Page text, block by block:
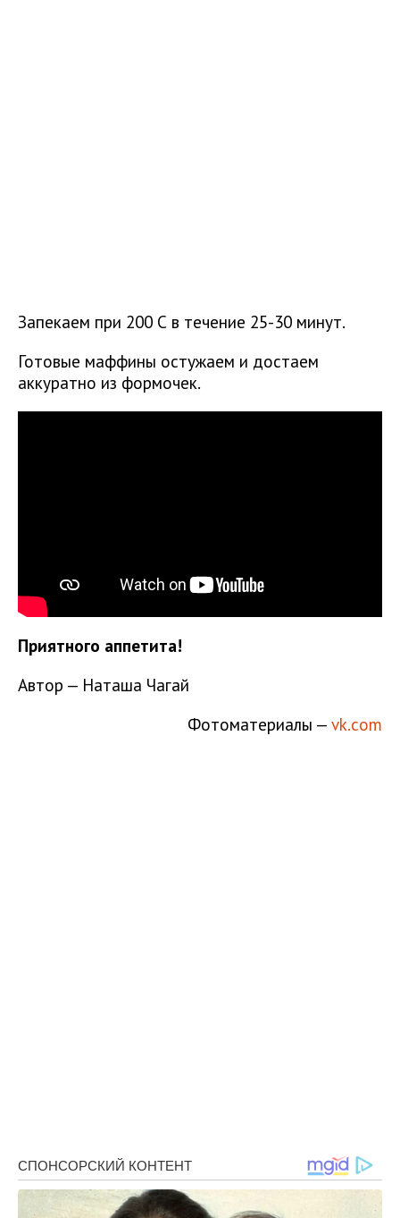
Запекаем при 200 С в течение 25-30 минут.
Готовые маффины остужаем и достаем
аккуратно из формочек.
Приятного аппетита!
Автор — Наташа Чагай
Фотоматериалы — vk.com